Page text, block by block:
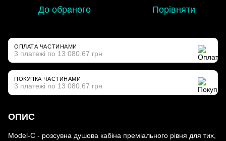
До обраного Порівняти
ОПЛАТА ЧАСТИНАМИ
3 платежі по 13 080.67 грн
ПОКУПКА ЧАСТИНАМИ
3 платежі по 13 080.67 грн
ОПИС
Model-C - розсувна душова кабіна преміального рівня для тих,